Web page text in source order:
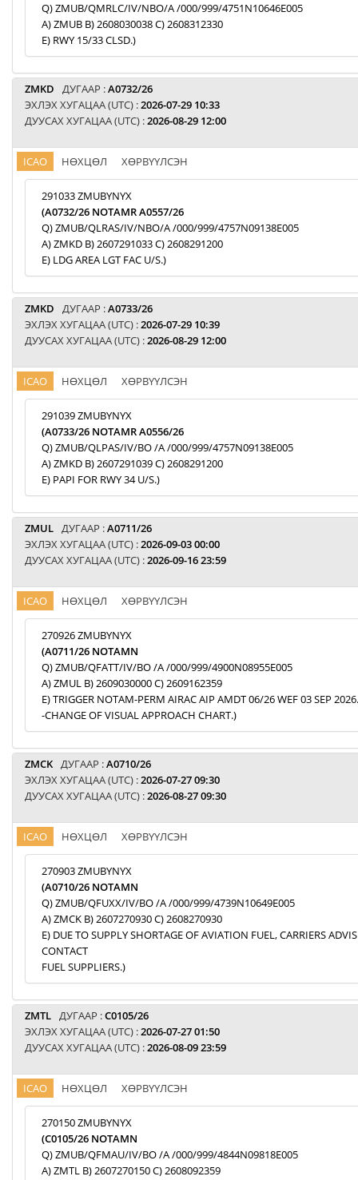
Q) ZMUB/QMRLC/IV/NBO/A /000/999/4751N10646E005
A) ZMUB B) 2608030038 C) 2608312330
E) RWY 15/33 CLSD.)
ZMKD ДУГААР :A0732/26
ЭХЛЭХ ХУГАЦАА (UTC) :2026-07-29 10:33
ДУУСАХ ХУГАЦАА (UTC) :2026-08-29 12:00
ICAO НӨХЦӨЛ ХӨРВҮҮЛСЭН
291033 ZMUBYNYX
(A0732/26 NOTAMR A0557/26
Q) ZMUB/QLRAS/IV/NBO/A /000/999/4757N09138E005
A) ZMKD B) 2607291033 C) 2608291200
E) LDG AREA LGT FAC U/S.)
ZMKD ДУГААР :A0733/26
ЭХЛЭХ ХУГАЦАА (UTC) :2026-07-29 10:39
ДУУСАХ ХУГАЦАА (UTC) :2026-08-29 12:00
ICAO НӨХЦӨЛ ХӨРВҮҮЛСЭН
291039 ZMUBYNYX
(A0733/26 NOTAMR A0556/26
Q) ZMUB/QLPAS/IV/BO /A /000/999/4757N09138E005
A) ZMKD B) 2607291039 C) 2608291200
E) PAPI FOR RWY 34 U/S.)
ZMUL ДУГААР :A0711/26
ЭХЛЭХ ХУГАЦАА (UTC) :2026-09-03 00:00
ДУУСАХ ХУГАЦАА (UTC) :2026-09-16 23:59
ICAO НӨХЦӨЛ ХӨРВҮҮЛСЭН
270926 ZMUBYNYX
(A0711/26 NOTAMN
Q) ZMUB/QFATT/IV/BO /A /000/999/4900N08955E005
A) ZMUL B) 2609030000 C) 2609162359
E) TRIGGER NOTAM-PERM AIRAC AIP AMDT 06/26 WEF 03 SEP 2026.
-CHANGE OF VISUAL APPROACH CHART.)
ZMCK ДУГААР :A0710/26
ЭХЛЭХ ХУГАЦАА (UTC) :2026-07-27 09:30
ДУУСАХ ХУГАЦАА (UTC) :2026-08-27 09:30
ICAO НӨХЦӨЛ ХӨРВҮҮЛСЭН
270903 ZMUBYNYX
(A0710/26 NOTAMN
Q) ZMUB/QFUXX/IV/BO /A /000/999/4739N10649E005
A) ZMCK B) 2607270930 C) 2608270930
E) DUE TO SUPPLY SHORTAGE OF AVIATION FUEL, CARRIERS
CONTACT
FUEL SUPPLIERS.)
ZMTL ДУГААР :C0105/26
ЭХЛЭХ ХУГАЦАА (UTC) :2026-07-27 01:50
ДУУСАХ ХУГАЦАА (UTC) :2026-08-09 23:59
ICAO НӨХЦӨЛ ХӨРВҮҮЛСЭН
270150 ZMUBYNYX
(C0105/26 NOTAMN
Q) ZMUB/QFMAU/IV/BO /A /000/999/4844N09818E005
A) ZMTL B) 2607270150 C) 2608092359